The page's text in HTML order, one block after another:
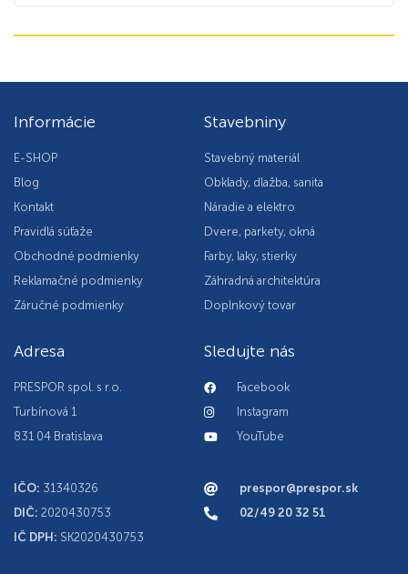
Informácie
E-SHOP
Blog
Kontakt
Pravidlá súťaže
Obchodné podmienky
Reklamačné podmienky
Záručné podmienky
Stavebniny
Stavebný materiál
Obklady, dlažba, sanita
Náradie a elektro
Dvere, parkety, okná
Farby, laky, stierky
Záhradná architektúra
Doplnkový tovar
Adresa
PRESPOR spol. s r.o.
Turbínová 1
831 04 Bratislava
IČO: 31340326
DIČ: 2020430753
IČ DPH: SK2020430753
Sledujte nás
Facebook
Instagram
YouTube
prespor@prespor.sk
02/49 20 32 51